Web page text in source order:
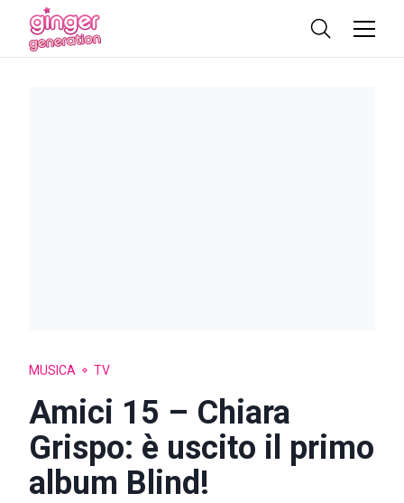
MUSICA TV
Amici 15 – Chiara
Grispo: è uscito il primo
album Blind!